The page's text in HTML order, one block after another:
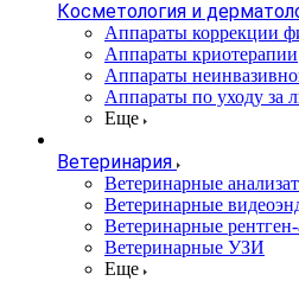
Косметология и
Аппараты коррекции
Аппараты криотерапии
Аппараты
Аппараты по уходу за
Еще
Ветеринария
Ветеринарные
Ветеринарные
Ветеринарные
Ветеринарные УЗИ
Еще